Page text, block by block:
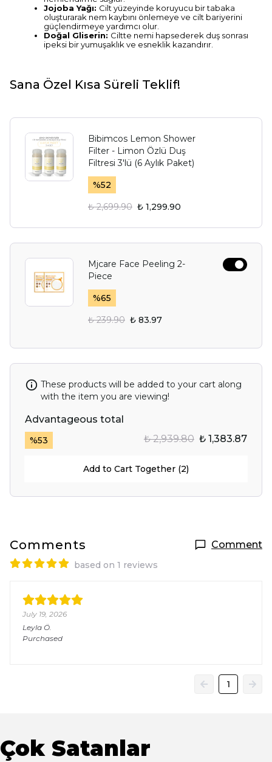
Jojoba Yağı: Cilt yüzeyinde koruyucu bir tabaka
oluşturarak nem kaybını önlemeye ve cilt bariyerini
güçlendirmeye yardımcı olur.
Doğal Gliserin: Ciltte nemi hapsederek duş sonrası
ipeksi bir yumuşaklık ve esneklik kazandırır.
Sana Özel Kısa Süreli Teklif!
Bibimcos Lemon Shower
Filter - Limon Özlü Duş
Filtresi 3'lü (6 Aylık Paket)
%52
₺ 2,699.90 ₺ 1,299.90
Mjcare Face Peeling 2-
Piece
%65
₺ 239.90 ₺ 83.97
These products will be added to your cart along
with the item you are viewing!
Advantageous total
%53 ₺ 2,939.80 ₺ 1,383.87
Add to Cart Together (2)
Comments Comment
based on 1 reviews
July 19, 2026
Leyla Ö.
Purchased
1
Çok Satanlar